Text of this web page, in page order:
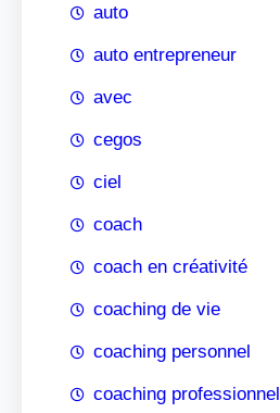
auto
auto entrepreneur
avec
cegos
ciel
coach
coach en créativité
coaching de vie
coaching personnel
coaching professionnel